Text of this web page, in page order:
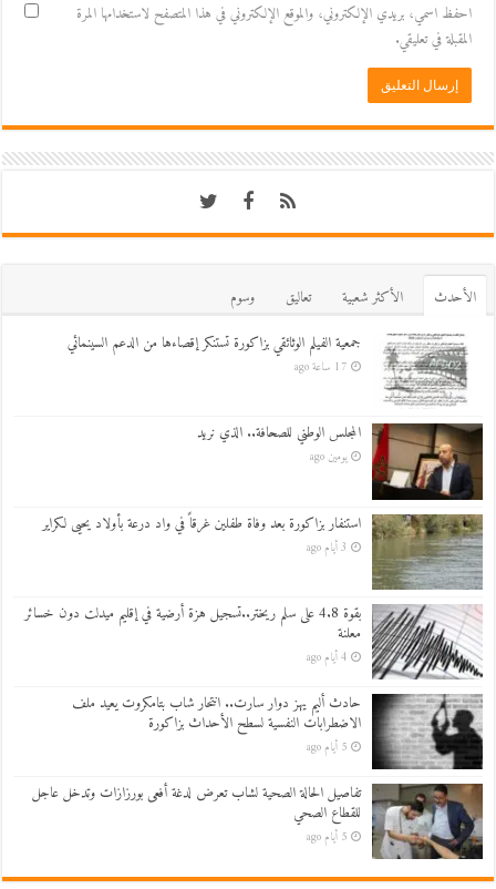
احفظ اسمي، بريدي الإلكتروني، والموقع الإلكتروني في هذا المتصفح لاستخدامها المرة
المقبلة في تعليقي.
اﻷحدث اﻷكثر شعبية تعاليق
وسوم
جمعية الفيلم الوثائقي بزاكورة تستنكر إقصاءها من الدعم السينمائي
17 ساعة ago
المجلس الوطني للصحافة.. الذي نريد
يومين ago
استنفار بزاكورة بعد وفاة طفلين غرقاً في واد درعة بأولاد يحيى لكراير
3 أيام ago
بقوة 4.8 على سلم ريختر..تسجيل هزة أرضية في إقليم ميدلت دون خسائر
معلنة
4 أيام ago
حادث أليم يهز دوار سارت.. انتحار شاب بتامكروت يعيد ملف
الاضطرابات النفسية لسطح الأحداث بزاكورة
5 أيام ago
تفاصيل الحالة الصحية لشاب تعرض لدغة أفعى بورزازات وتدخل عاجل
للقطاع الصحي
5 أيام ago